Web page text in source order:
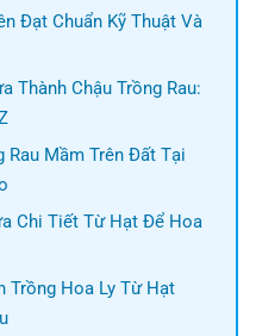
Đạt Chuẩn Kỹ Thuật Và
Thành Chậu Trồng Rau:
Rau Mầm Trên Đất Tại
Chi Tiết Từ Hạt Để Hoa
Trồng Hoa Ly Từ Hạt